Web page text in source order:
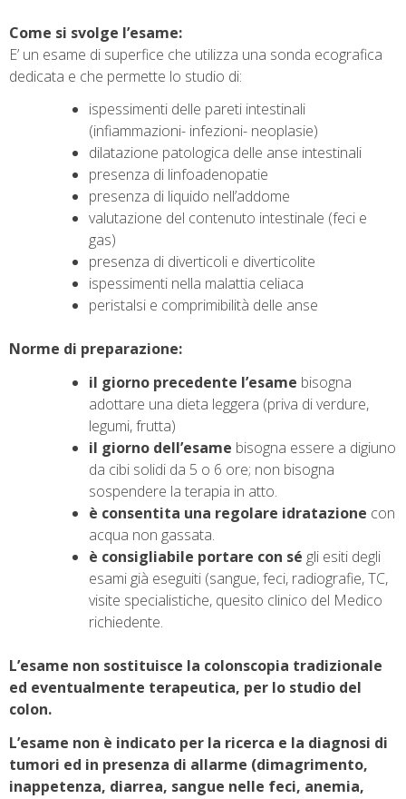
Come si svolge l’esame:
E’ un esame di superfice che utilizza una sonda ecografica
dedicata e che permette lo studio di:
ispessimenti delle pareti intestinali
(infiammazioni- infezioni- neoplasie)
dilatazione patologica delle anse intestinali
presenza di linfoadenopatie
presenza di liquido nell’addome
valutazione del contenuto intestinale (feci e
gas)
presenza di diverticoli e diverticolite
ispessimenti nella malattia celiaca
peristalsi e comprimibilità delle anse
Norme di preparazione:
il giorno precedente l’esame bisogna
adottare una dieta leggera (priva di verdure,
legumi, frutta)
il giorno dell’esame bisogna essere a digiuno
da cibi solidi da 5 o 6 ore; non bisogna
sospendere la terapia in atto.
è consentita una regolare idratazione con
acqua non gassata.
è consigliabile portare con sé gli esiti degli
esami già eseguiti (sangue, feci, radiografie, TC,
visite specialistiche, quesito clinico del Medico
richiedente.
L’esame non sostituisce la colonscopia tradizionale
ed eventualmente terapeutica, per lo studio del
colon.
L’esame non è indicato per la ricerca e la diagnosi di
tumori ed in presenza di allarme (dimagrimento,
inappetenza, diarrea, sangue nelle feci, anemia,